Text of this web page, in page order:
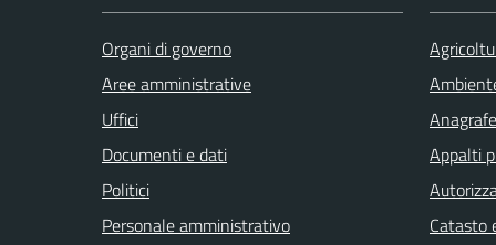
Organi di governo
Aree amministrative
Uffici
Documenti e dati
Politici
Personale amministrativo
Appalti
Catasto